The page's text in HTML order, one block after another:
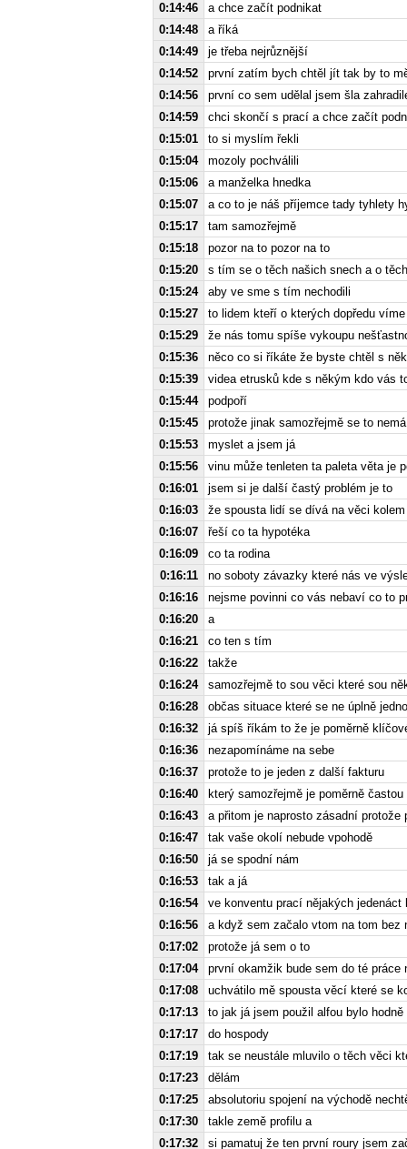
0:14:46
a chce začít podnikat
0:14:48
a říká
0:14:49
je třeba nejrůznější
0:14:52
první zatím bych chtěl jít tak by to
0:14:56
první co sem udělal jsem šla
0:14:59
chci skončí s prací a chce začít
0:15:01
to si myslím řekli
0:15:04
mozoly pochválili
0:15:06
a manželka hnedka
0:15:07
a co to je náš příjemce tady tyhlety
0:15:17
tam samozřejmě
0:15:18
pozor na to pozor na to
0:15:20
s tím se o těch našich snech a o
0:15:24
aby ve sme s tím nechodili
0:15:27
to lidem kteří o kterých dopředu
0:15:29
že nás tomu spíše vykoupu
0:15:36
něco co si říkáte že byste chtěl s
0:15:39
videa etrusků kde s někým kdo vás
0:15:44
podpoří
0:15:45
protože jinak samozřejmě se to
0:15:53
myslet a jsem já
0:15:56
vinu může tenleten ta paleta věta je
0:16:01
jsem si je další častý problém je to
0:16:03
že spousta lidí se dívá na věci
0:16:07
řeší co ta hypotéka
0:16:09
co ta rodina
0:16:11
no soboty závazky které nás ve
0:16:16
nejsme povinni co vás nebaví co to
0:16:20
a
0:16:21
co ten s tím
0:16:22
takže
0:16:24
samozřejmě to sou věci které sou
0:16:28
občas situace které se ne úplně
0:16:32
já spíš říkám to že je poměrně
0:16:36
nezapomínáme na sebe
0:16:37
protože to je jeden z další fakturu
0:16:40
který samozřejmě je poměrně
0:16:43
a přitom je naprosto zásadní protože
0:16:47
tak vaše okolí nebude vpohodě
0:16:50
já se spodní nám
0:16:53
tak a já
0:16:54
ve konventu prací nějakých jedenáct
0:16:56
a když sem začalo vtom na tom bez
0:17:02
protože já sem o to
0:17:04
první okamžik bude sem do té práce
0:17:08
uchvátilo mě spousta věcí které se
0:17:13
to jak já jsem použil alfou bylo
0:17:17
do hospody
0:17:19
tak se neustále mluvilo o těch věci
0:17:23
dělám
0:17:25
absolutoriu spojení na východě
0:17:30
takle země profilu a
0:17:32
si pamatuj že ten první roury jsem